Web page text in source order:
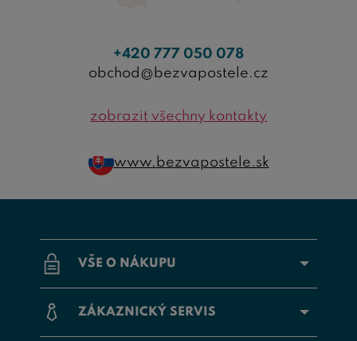
VŠE O NÁKUPU
ZÁKAZNICKÝ SERVIS
+420 777 050 078
obchod@bezvapostele.cz
zobrazit všechny kontakty
www.bezvapostele.sk